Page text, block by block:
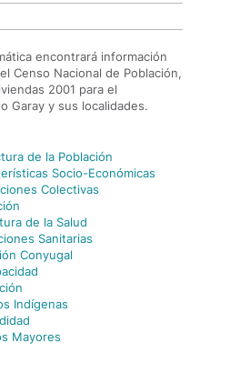
encontrará información
Censo Nacional de Población,
2001 para el
Garay y sus localidades.
de la Población
Socio-Económicas
Colectivas
de la Salud
Sanitarias
Conyugal
Indígenas
Mayores